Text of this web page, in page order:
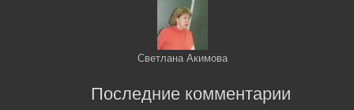
Светлана Акимова
Последние комментарии